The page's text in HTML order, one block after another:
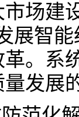
场建
展智
。系
发展